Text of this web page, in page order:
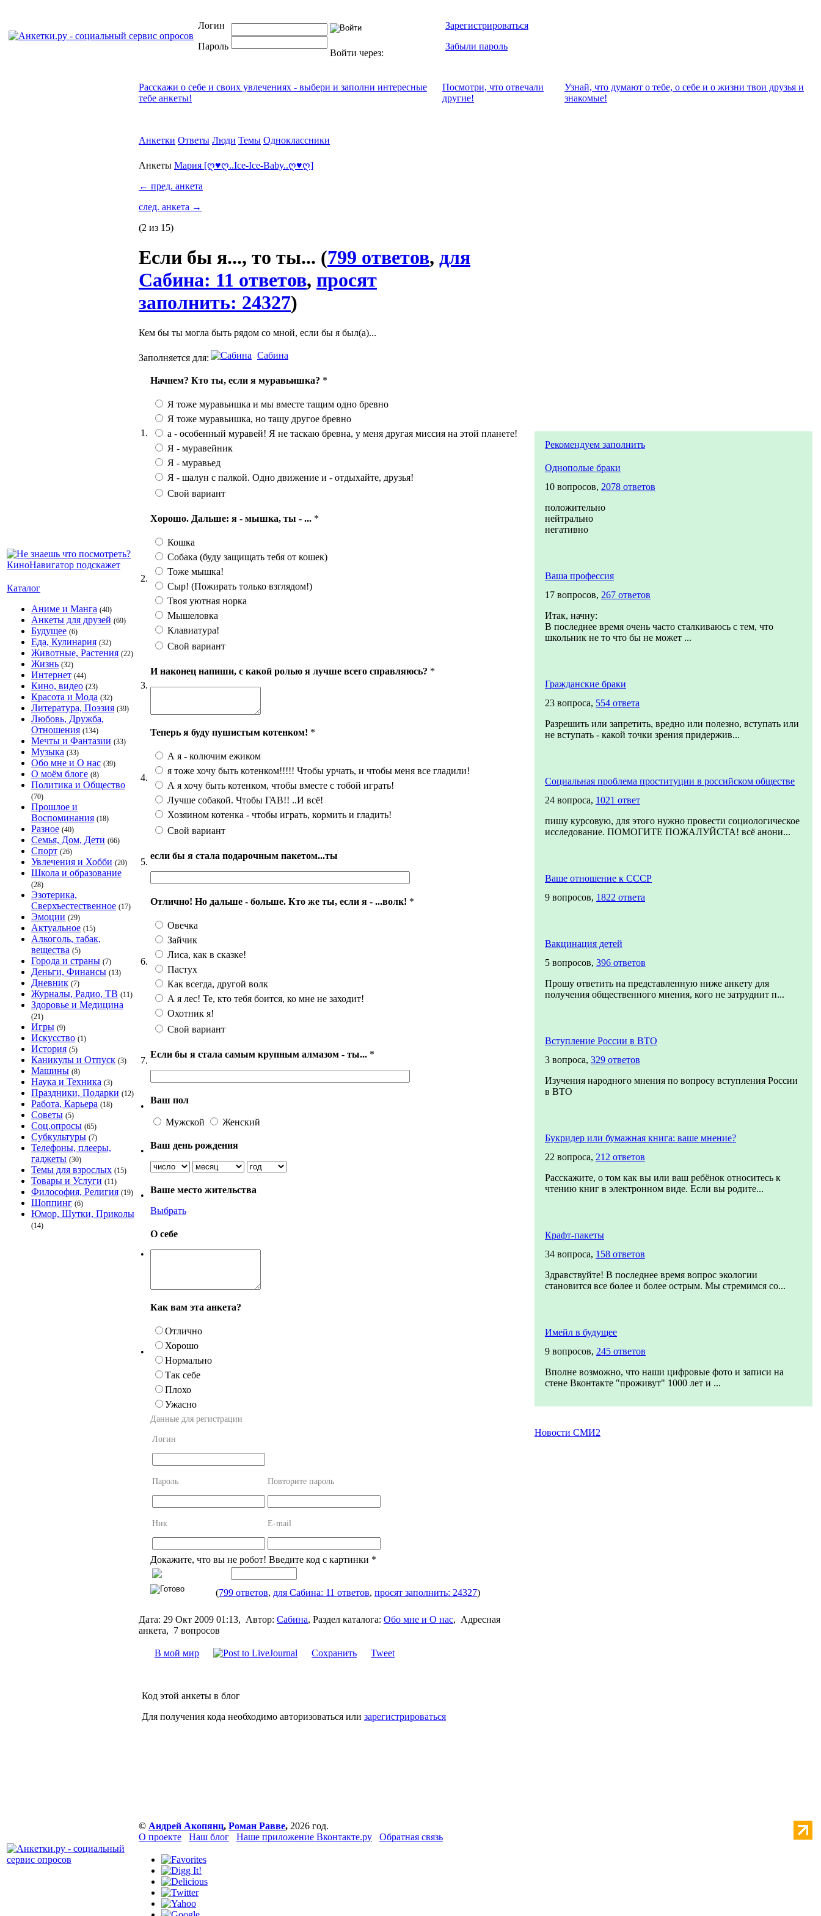
Логин
Пароль
Войти через:
Зарегистрироваться
Забыли пароль
Каталог
Аниме и Манга (40)
Анкеты для друзей (69)
Будущее (6)
Еда, Кулинария (32)
Животные, Растения (22)
Жизнь (32)
Интернет (44)
Кино, видео (23)
Красота и Мода (32)
Литература, Поэзия (39)
Любовь, Дружба,
Отношения (134)
Мечты и Фантазии (33)
Музыка (33)
Обо мне и О нас (39)
О моём блоге (8)
Политика и Общество
(70)
Прошлое и
Воспоминания (18)
Разное (40)
Семья, Дом, Дети (66)
Спорт (26)
Увлечения и Хобби (20)
Школа и образование
(28)
Эзотерика,
Сверхъестественное (17)
Эмоции (29)
Актуальное (15)
Алкоголь, табак,
вещества (5)
Города и страны (7)
Деньги, Финансы (13)
Дневник (7)
Журналы, Радио, ТВ (11)
Здоровье и Медицина
(21)
Игры (9)
Искусство (1)
История (5)
Каникулы и Отпуск (3)
Машины (8)
Наука и Техника (3)
Праздники, Подарки (12)
Работа, Карьера (18)
Советы (5)
Соц.опросы (65)
Субкультуры (7)
Телефоны, плееры,
гаджеты (30)
Темы для взрослых (15)
Товары и Услуги (11)
Философия, Религия (19)
Шоппинг (6)
Юмор, Шутки, Приколы
(14)
Расскажи о себе и своих увлечениях - выбери и заполни интересные
тебе анкеты!
Посмотри, что отвeчали
другие!
Узнай, что думают о тебе, о себе и о жизни твои друзья и
знакомые!
Анкетки Ответы Люди Темы Одноклассники
Анкеты Мария [ღ♥ღ..Ice-Ice-Baby..ღ♥ღ]
← пред. анкета
след. анкета →
(2 из 15)
Если бы я..., то ты... (799 ответов, для
Сабина: 11 ответов, просят
заполнить: 24327)
Кем бы ты могла быть рядом со мной, если бы я был(а)...
Заполняется для: Сабина
1.
Начнем? Кто ты, если я муравьишка? *
Я тоже муравьишка и мы вместе тащим одно бревно
Я тоже муравьишка, но тащу другое бревно
а - особенный муравей! Я не таскаю бревна, у меня другая миссия на этой планете!
Я - муравейник
Я - муравьед
Я - шалун с палкой. Одно движение и - отдыхайте, друзья!
Свой вариант
2.
Хорошо. Дальше: я - мышка, ты - ... *
Кошка
Собака (буду защищать тебя от кошек)
Тоже мышка!
Сыр! (Пожирать только взглядом!)
Твоя уютная норка
Мышеловка
Клавиатура!
Свой вариант
3.
И наконец напиши, с какой ролью я лучше всего справляюсь? *
4.
Теперь я буду пушистым котенком! *
А я - колючим ежиком
я тоже хочу быть котенком!!!!! Чтобы урчать, и чтобы меня все гладили!
А я хочу быть котенком, чтобы вместе с тобой играть!
Лучше собакой. Чтобы ГАВ!! ..И всё!
Хозяином котенка - чтобы играть, кормить и гладить!
Свой вариант
5.
если бы я стала подарочным пакетом...ты
6.
Отлично! Но дальше - больше. Кто же ты, если я - ...волк! *
Овечка
Зайчик
Лиса, как в сказке!
Пастух
Как всегда, другой волк
А я лес! Те, кто тебя боится, ко мне не заходит!
Охотник я!
Свой вариант
7.
Если бы я стала самым крупным алмазом - ты... *
•
Ваш пол
Мужской Женский
•
Ваш день рождения
•
Ваше место жительства
Выбрать
•
О себе
•
Как вам эта анкета?
Отлично
Хорошо
Нормально
Так себе
Плохо
Ужасно
Данные для регистрации
Логин
Пароль Повторите пароль
Ник E-mail
Докажите, что вы не робот! Введите код с картинки *
(799 ответов, для Сабина: 11 ответов, просят заполнить: 24327)
Дата: 29 Окт 2009 01:13, Автор: Сабина, Раздел каталога: Обо мне и О нас, Адресная
анкета, 7 вопросов
В мой мир Сохранить Tweet
Код этой анкеты в блог
Для получения кода необходимо авторизоваться или зарегистрироваться
Рекомендуем заполнить
Однополые браки
10 вопросов, 2078 ответов
положительно
нейтрально
негативно
Ваша профессия
17 вопросов, 267 ответов
Итак, начну:
В последнее время очень часто сталкиваюсь с тем, что
школьник не то что бы не может ...
Гражданские браки
23 вопроса, 554 ответа
Разрешить или запретить, вредно или полезно, вступать или
не вступать - какой точки зрения придержив...
Социальная проблема проституции в российском обществе
24 вопроса, 1021 ответ
пишу курсовую, для этого нужно провести социологическое
исследование. ПОМОГИТЕ ПОЖАЛУЙСТА! всё анони...
Ваше отношение к СССР
9 вопросов, 1822 ответа
Вакцинация детей
5 вопросов, 396 ответов
Прошу ответить на представленную ниже анкету для
получения общественного мнения, кого не затруднит п...
Вступление России в ВТО
3 вопроса, 329 ответов
Изучения народного мнения по вопросу вступления России
в ВТО
Букридер или бумажная книга: ваше мнение?
22 вопроса, 212 ответов
Расскажите, о том как вы или ваш ребёнок относитесь к
чтению книг в электронном виде. Если вы родите...
Крафт-пакеты
34 вопроса, 158 ответов
Здравствуйте! В последнее время вопрос экологии
становится все более и более острым. Мы стремимся со...
Имейл в будущее
9 вопросов, 245 ответов
Вполне возможно, что наши цифровые фото и записи на
стене Вконтакте "проживут" 1000 лет и ...
Новости СМИ2
© Андрей Акопянц, Роман Равве, 2026 год.
О проекте
Наш блог Наше приложение Вконтакте.ру Обратная связь